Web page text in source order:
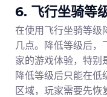
6. 飞行坐骑等
在使用飞行坐骑等级
几点。降低等级后，
家的游戏体验，特别
降低等级后只能在低
区域，玩家需要先恢